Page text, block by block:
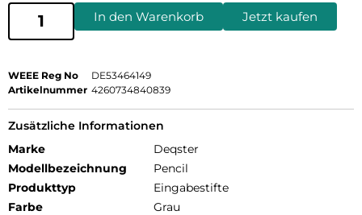
In den Warenkorb Jetzt kaufen
WEEE Reg No
DE53464149
Artikelnummer 4260734840839
Zusätzliche Informationen
Marke
Deqster
Modellbezeichnung
Pencil
Produkttyp
Eingabestifte
Farbe
Grau